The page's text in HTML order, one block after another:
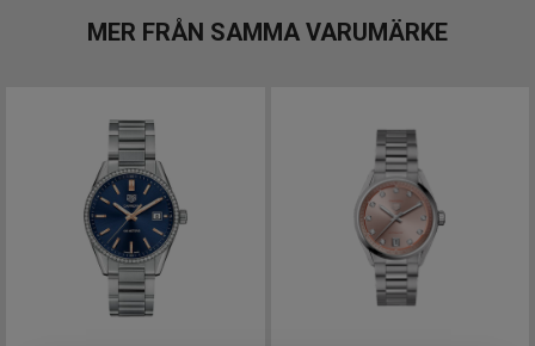
Design
Form på boett
Färg på boett
Armband material
Armband färg
Urverk
VARUMÄRKET HITTAR DU HOS
Mårtenssons Ur & Guld Halmstad
MER FRÅN SAMMA VARUMÄRKE